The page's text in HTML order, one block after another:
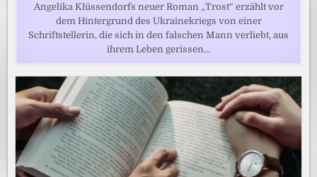
Angelika Klüssendorfs neuer Roman „Trost“ erzählt vor
dem Hintergrund des Ukrainekriegs von einer
Schriftstellerin, die sich in den falschen Mann verliebt, aus
ihrem Leben gerissen…